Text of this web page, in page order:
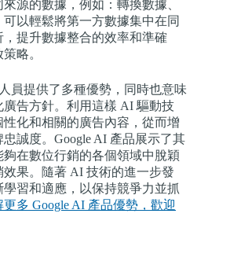
源的數據，例如：轉換數據、
以輕鬆將第一方數據集中在同
提升數據整合的效率和準確
略。
員提供了多種優勢，同時也意味
告方針。利用這樣 AI 驅動技
化和相關的廣告內容，從而增
誠度。Google AI 產品展示了其
在數位行銷的各個領域中脫穎
果。隨著 AI 技術的進一步發
習和適應，以保持競爭力並抓
更多 Google AI 產品優勢，歡迎